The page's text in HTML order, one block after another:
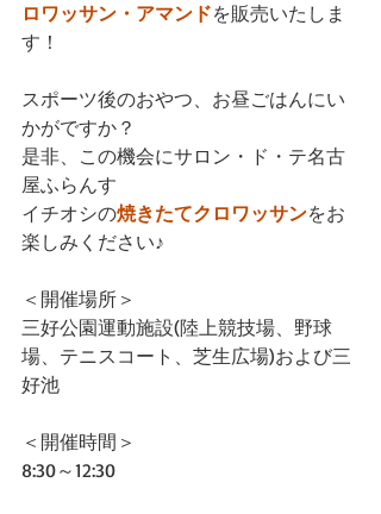
ロワッサン・アマンドを販売いたしま
す！
スポーツ後のおやつ、お昼ごはんにい
かがですか？
是非、この機会にサロン・ド・テ名古
屋ふらんす
イチオシの焼きたてクロワッサンをお
楽しみください♪
＜開催場所＞
三好公園運動施設(陸上競技場、野球
場、テニスコート、芝生広場)および三
好池
＜開催時間＞
8:30～12:30